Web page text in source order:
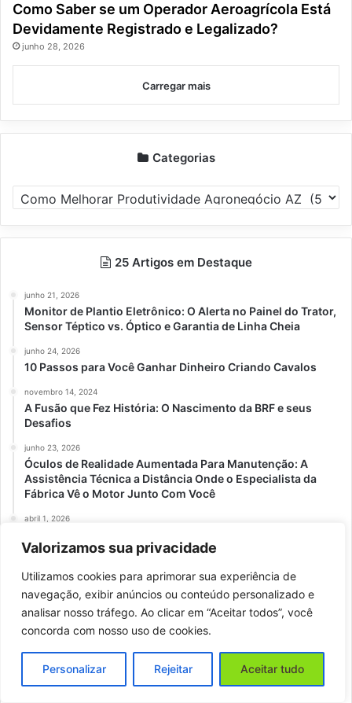
Valorizamos sua privacidade
Utilizamos cookies para aprimorar sua experiência de
navegação, exibir anúncios ou conteúdo personalizado e
analisar nosso tráfego. Ao clicar em “Aceitar todos”, você
concorda com nosso uso de cookies.
Personalizar Rejeitar Aceitar tudo
Como Saber se um Operador Aeroagrícola Está
Devidamente Registrado e Legalizado?
junho 28, 2026
Carregar mais
Categorias
Categorias
25 Artigos em Destaque
junho 21, 2026
Monitor de Plantio Eletrônico: O Alerta no Painel do Trator,
Sensor Téptico vs. Óptico e Garantia de Linha Cheia
junho 24, 2026
10 Passos para Você Ganhar Dinheiro Criando Cavalos
novembro 14, 2024
A Fusão que Fez História: O Nascimento da BRF e seus
Desafios
junho 23, 2026
Óculos de Realidade Aumentada Para Manutenção: A
Assistência Técnica a Distância Onde o Especialista da
Fábrica Vê o Motor Junto Com Você
abril 1, 2026
Agronegócio em Novo Hamburgo e Região
novembro 5, 2024
Como está sendo a Evolução da Lida no Campo nos
Últimos 100 Anos?
maio 4, 2026
maio 31, 2026